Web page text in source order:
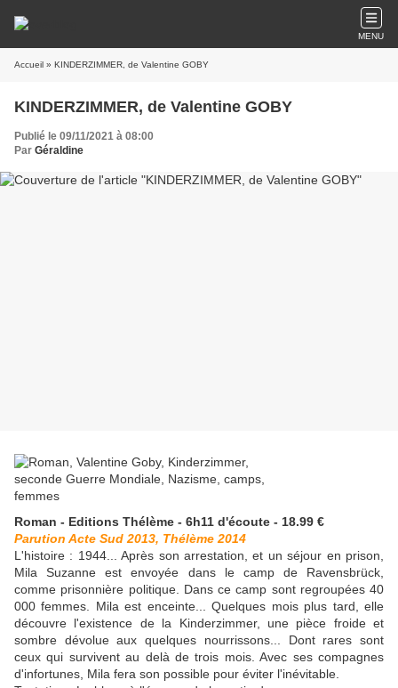
MENU
Accueil » KINDERZIMMER, de Valentine GOBY
KINDERZIMMER, de Valentine GOBY
Publié le 09/11/2021 à 08:00
Par Géraldine
Roman - Editions Thélème - 6h11 d'écoute - 18.99 €
Parution Acte Sud 2013, Thélème 2014
L'histoire : 1944... Après son arrestation, et un séjour en prison,
Mila Suzanne est envoyée dans le camp de Ravensbrück,
comme prisonnière politique. Dans ce camp sont regroupées 40
000 femmes. Mila est enceinte... Quelques mois plus tard, elle
découvre l'existence de la Kinderzimmer, une pièce froide et
sombre dévolue aux quelques nourrissons... Dont rares sont
ceux qui survivent au delà de trois mois. Avec ses compagnes
d'infortunes, Mila fera son possible pour éviter l'inévitable.